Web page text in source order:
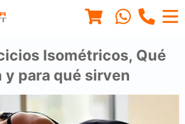
Isométricos, Qué
y para qué sirven